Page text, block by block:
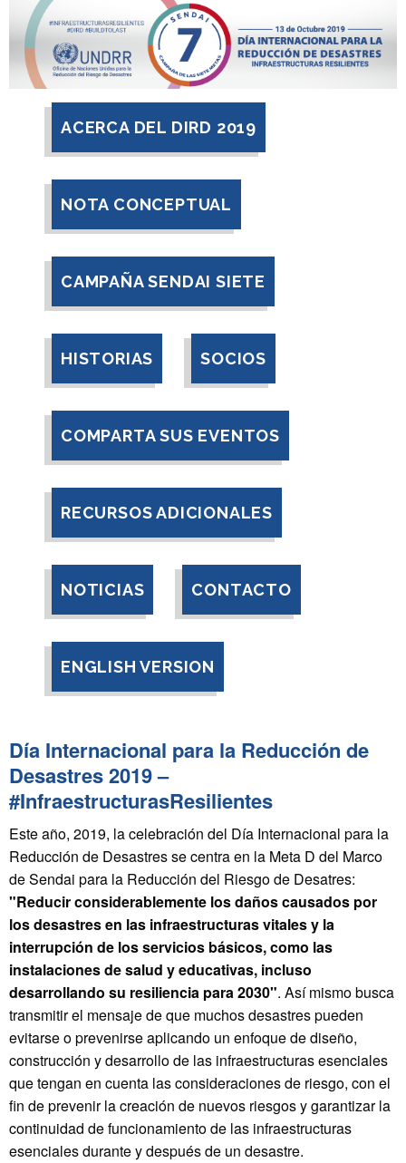
ACERCA DEL DIRD 2019
NOTA CONCEPTUAL
CAMPAÑA SENDAI SIETE
HISTORIAS SOCIOS
COMPARTA SUS EVENTOS
RECURSOS ADICIONALES
NOTICIAS CONTACTO
ENGLISH VERSION
Día Internacional para la Reducción de
Desastres 2019 –
#InfraestructurasResilientes
Este año, 2019, la celebración del Día Internacional para la
Reducción de Desastres se centra en la Meta D del Marco
de Sendai para la Reducción del Riesgo de Desatres:
"Reducir considerablemente los daños causados por
los desastres en las infraestructuras vitales y la
interrupción de los servicios básicos, como las
instalaciones de salud y educativas, incluso
desarrollando su resiliencia para 2030". Así mismo busca
transmitir el mensaje de que muchos desastres pueden
evitarse o prevenirse aplicando un enfoque de diseño,
construcción y desarrollo de las infraestructuras esenciales
que tengan en cuenta las consideraciones de riesgo, con el
fin de prevenir la creación de nuevos riesgos y garantizar la
continuidad de funcionamiento de las infraestructuras
esenciales durante y después de un desastre.